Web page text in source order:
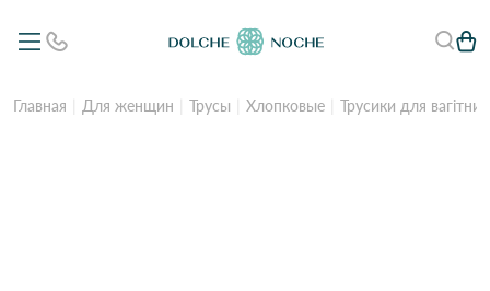
Главная Для женщин Трусы Хлопковые Трусики для